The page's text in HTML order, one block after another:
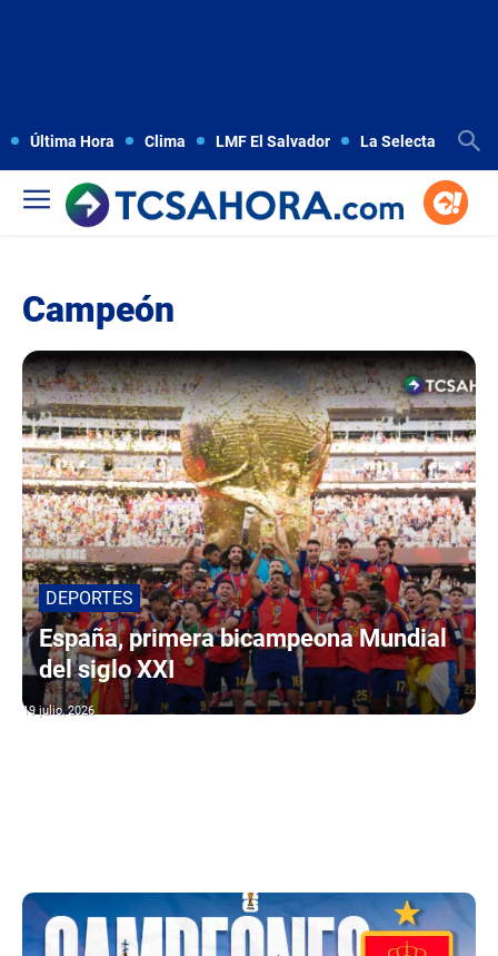
Última Hora Clima LMF El Salvador La Selecta
Campeón
DEPORTES
España, primera bicampeona Mundial
del siglo XXI
19 julio, 2026